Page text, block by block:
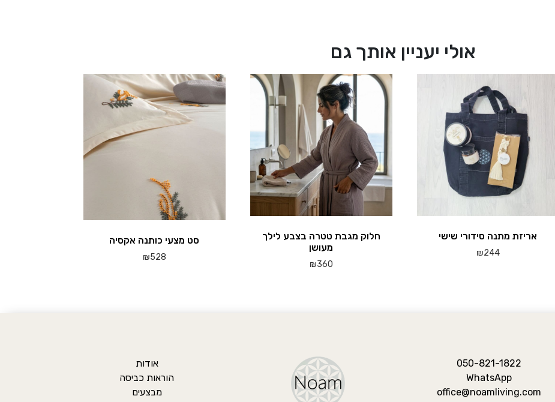
אולי יעניין אותך גם
אריזת מתנה סידורי שישי
₪244
בעמוד
חלוק מגבת טטרה בצבע לילך
מעושן
₪360
סט מצעי כותנה אקסיה
₪528
050-821-1822
WhatsApp
office@noamliving.com
אודות
הוראות כביסה
מבצעים